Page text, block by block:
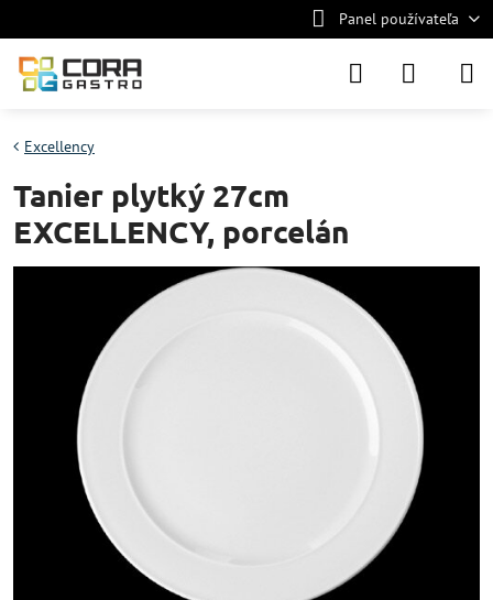
Panel používateľa
Excellency
Tanier plytký 27cm
EXCELLENCY, porcelán